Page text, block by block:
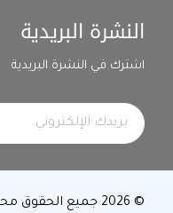
النشرة البريدية
اشترك في النشرة البريدية
© 2026 جميع الحقوق محفوظة .